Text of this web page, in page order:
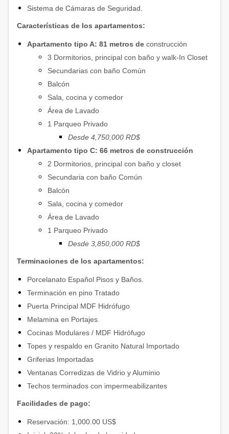
Sistema de Cámaras de Seguridad.
Características de los apartamentos:
Apartamento tipo A: 81 metros de construcción
3 Dormitorios, principal con baño y walk-In Closet
Secundarias con baño Común
Balcón
Sala, cocina y comedor
Área de Lavado
1 Parqueo Privado
Desde 4,750,000 RD$
Apartamento tipo C: 66 metros de construcción
2 Dormitorios, principal con baño y closet
Secundaria con baño Común
Balcón
Sala, cocina y comedor
Área de Lavado
1 Parqueo Privado
Desde 3,850,000 RD$
Terminaciones de los apartamentos:
Porcelanato Español Pisos y Baños.
Terminación en pino Tratado
Puerta Principal MDF Hidrófugo
Melamina en Portajes.
Cocinas Modulares / MDF Hidrófugo
Topes y respaldo en Granito Natural Importado
Griferias Importadas
Ventanas Corredizas de Vidrio y Aluminio
Techos terminados con impermeabilizantes
Facilidades de pago:
Reservación: 1,000.00 US$